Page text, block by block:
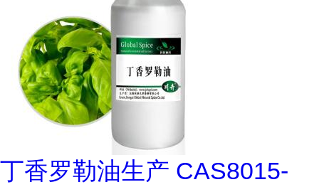
丁香罗勒油生产 CAS8015-